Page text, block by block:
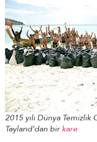
2015 yılı Dünya
Tayland’dan birkare